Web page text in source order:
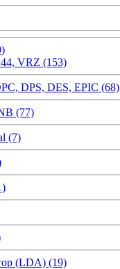
VRZ (153)
DPS, DES, EPIC (68)
(77)
(7)
(LDA) (19)